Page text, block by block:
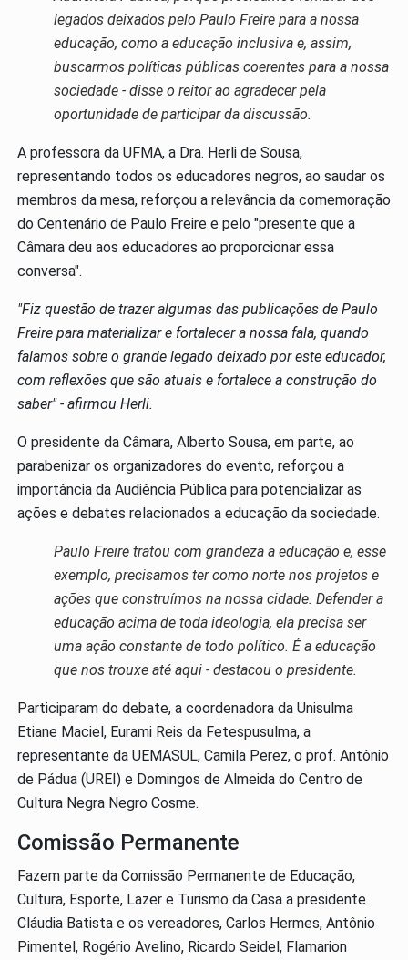
legados deixados pelo Paulo Freire para a nossa
educação, como a educação inclusiva e, assim,
buscarmos políticas públicas coerentes para a nossa
sociedade - disse o reitor ao agradecer pela
oportunidade de participar da discussão.
A professora da UFMA, a Dra. Herli de Sousa,
representando todos os educadores negros, ao saudar os
membros da mesa, reforçou a relevância da comemoração
do Centenário de Paulo Freire e pelo "presente que a
Câmara deu aos educadores ao proporcionar essa
conversa".
"Fiz questão de trazer algumas das publicações de Paulo
Freire para materializar e fortalecer a nossa fala, quando
falamos sobre o grande legado deixado por este educador,
com reflexões que são atuais e fortalece a construção do
saber" - afirmou Herli.
O presidente da Câmara, Alberto Sousa, em parte, ao
parabenizar os organizadores do evento, reforçou a
importância da Audiência Pública para potencializar as
ações e debates relacionados a educação da sociedade.
Paulo Freire tratou com grandeza a educação e, esse
exemplo, precisamos ter como norte nos projetos e
ações que construímos na nossa cidade. Defender a
educação acima de toda ideologia, ela precisa ser
uma ação constante de todo político. É a educação
que nos trouxe até aqui - destacou o presidente.
Participaram do debate, a coordenadora da Unisulma
Etiane Maciel, Eurami Reis da Fetespusulma, a
representante da UEMASUL, Camila Perez, o prof. Antônio
de Pádua (UREI) e Domingos de Almeida do Centro de
Cultura Negra Negro Cosme.
Comissão Permanente
Fazem parte da Comissão Permanente de Educação,
Cultura, Esporte, Lazer e Turismo da Casa a presidente
Cláudia Batista e os vereadores, Carlos Hermes, Antônio
Pimentel, Rogério Avelino, Ricardo Seidel, Flamarion